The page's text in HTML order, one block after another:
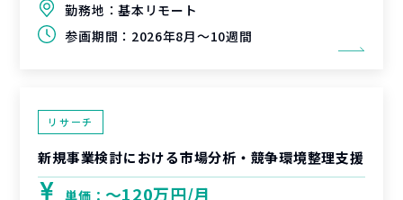
勤務地：基本リモート
参画期間： 2026年8月～10週間
リサーチ
新規事業検討における市場分析・競争環境整理支援
単価： 〜120万円/月